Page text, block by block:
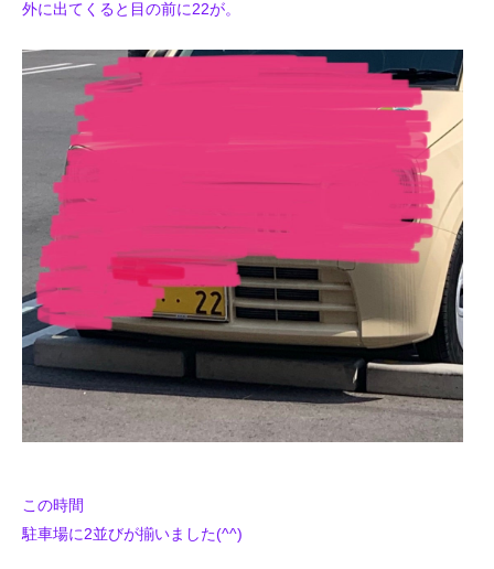
外に出てくると目の前に22が。
この時間
駐車場に2並びが揃いました(^^)